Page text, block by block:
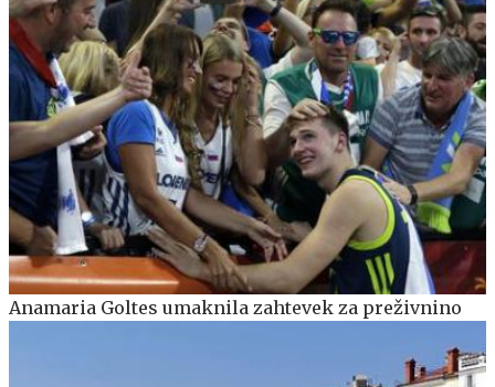
Anamaria Goltes umaknila zahtevek za preživnino